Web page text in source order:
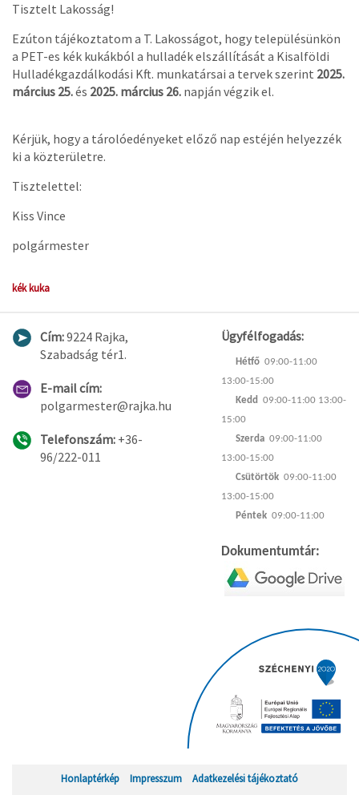
Tisztelt Lakosság!
Ezúton tájékoztatom a T. Lakosságot, hogy településünkön
a PET-es kék kukákból a hulladék elszállítását a Kisalföldi
Hulladékgazdálkodási Kft. munkatársai a tervek szerint 2025.
március 25.és 2025. március 26. napján végzik el.
Kérjük, hogy a tárolóedényeket előző nap estéjén helyezzék
ki a közterületre.
Tisztelettel:
Kiss Vince
polgármester
kék kuka
Cím:9224 Rajka,
Szabadság tér1.
E-mail cím:
polgarmester@rajka.hu
Telefonszám: +36-
96/222-011
Ügyfélfogadás:
Hétfő 09:00-11:00
13:00-15:00
Kedd
09:00-11:00 13:00-
15:00
Szerda 09:00-11:00
13:00-15:00
Csütörtök 09:00-11:00
13:00-15:00
Péntek 09:00-11:00
Dokumentumtár:
Honlaptérkép Impresszum Adatkezelési tájékoztató